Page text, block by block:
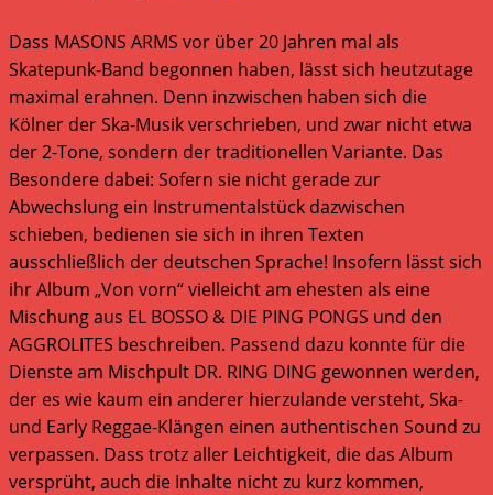
Dass MASONS ARMS vor über 20 Jahren mal als
Skatepunk-Band begonnen haben, lässt sich heutzutage
maximal erahnen. Denn inzwischen haben sich die
Kölner der Ska-Musik verschrieben, und zwar nicht etwa
der 2-Tone, sondern der traditionellen Variante. Das
Besondere dabei: Sofern sie nicht gerade zur
Abwechslung ein Instrumentalstück dazwischen
schieben, bedienen sie sich in ihren Texten
ausschließlich der deutschen Sprache! Insofern lässt sich
ihr Album „Von vorn“ vielleicht am ehesten als eine
Mischung aus EL BOSSO & DIE PING PONGS und den
AGGROLITES beschreiben. Passend dazu konnte für die
Dienste am Mischpult DR. RING DING gewonnen werden,
der es wie kaum ein anderer hierzulande versteht, Ska-
und Early Reggae-Klängen einen authentischen Sound zu
verpassen. Dass trotz aller Leichtigkeit, die das Album
versprüht, auch die Inhalte nicht zu kurz kommen,